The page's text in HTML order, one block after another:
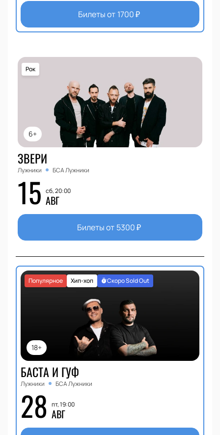
Билеты от 1700₽
6+
Рок
ЗВЕРИ
Лужники БСА Лужники
15 сб, 20:00
АВГ
Билеты от 5300₽
18+
Хип-хоп
Популярное Скоро Sold Out
БАСТА И ГУФ
Лужники БСА Лужники
28 пт, 19:00
АВГ